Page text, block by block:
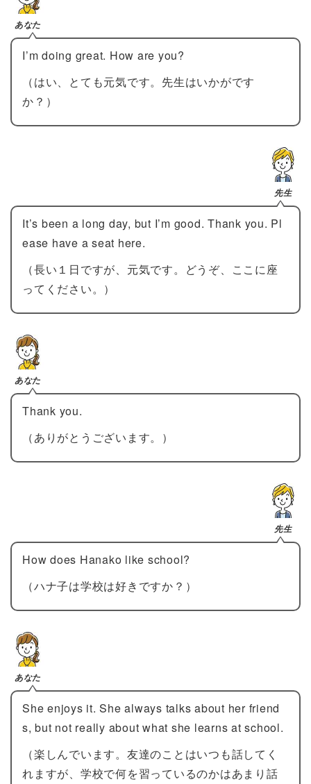
あなた
I’m doing great. How are you?
（はい、とても元気です。先生はいかがです
か？）
先生
It’s been a long day, but I’m good. Thank you. Pl
ease have a seat here.
（長い１日ですが、元気です。どうぞ、ここに座
ってください。）
あなた
Thank you.
（ありがとうございます。）
先生
How does Hanako like school?
（ハナ子は学校は好きですか？）
あなた
She enjoys it. She always talks about her friend
s, but not really about what she learns at school.
（楽しんでいます。友達のことはいつも話してく
れますが、学校で何を習っているのかはあまり話